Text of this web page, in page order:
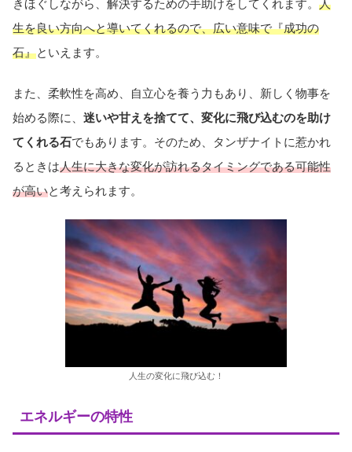
きほぐしながら、解決するための手助けをしてくれます。 人
生を良い方向へと導いてくれるので、広い意味で『成功の
石』といえます。
また、柔軟性を高め、自立心を養う力もあり、新しく物事を
始める際に、 迷いや甘えを捨てて、変化に飛び込むのを助け
てくれる石でもあります。そのため、タンザナイトに惹かれ
るときは人生に大きな変化が訪れるタイミングである可能性
が高いと考えられます。
人生の変化に飛び込む！
エネルギーの特性